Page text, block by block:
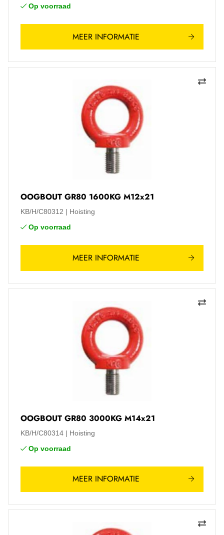
Op voorraad
MEER INFORMATIE
OOGBOUT GR80 1600KG M12x21
KB/H/C80312
Hoisting
Op voorraad
MEER INFORMATIE
OOGBOUT GR80 3000KG M14x21
KB/H/C80314
Hoisting
Op voorraad
MEER INFORMATIE